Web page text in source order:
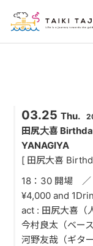
03.25 Thu.
田尻大喜
YANAGIYA
[ 田尻大喜
18：30 開場 ／
¥4,000 and
act : 田尻大喜（
今村良太（ベース
河野友哉（ギター